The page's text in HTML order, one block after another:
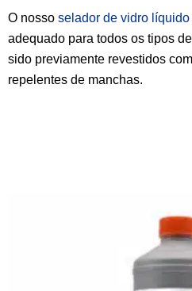
O nosso selador de vidro
adequado para todos os tipos
sido previamente revestidos
repelentes de manchas.